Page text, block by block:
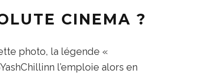
CINEMA ?
photo, la légende «
l’emploie alors en